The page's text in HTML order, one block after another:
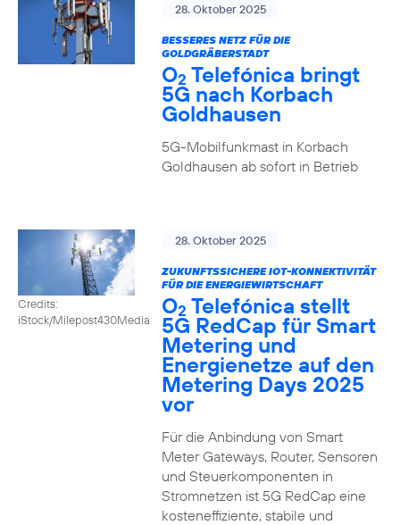
28. Oktober 2025
BESSERES NETZ FÜR DIE
GOLDGRÄBERSTADT
O2 Telefónica bringt
5G nach Korbach
Goldhausen
5G-Mobilfunkmast in Korbach
Goldhausen ab sofort in Betrieb
Credits:
iStock/Milepost430Media
28. Oktober 2025
ZUKUNFTSSICHERE IOT-KONNEKTIVITÄT
FÜR DIE ENERGIEWIRTSCHAFT
O2 Telefónica stellt
5G RedCap für Smart
Metering und
Energienetze auf den
Metering Days 2025
vor
Für die Anbindung von Smart
Meter Gateways, Router, Sensoren
und Steuerkomponenten in
Stromnetzen ist 5G RedCap eine
kosteneffiziente, stabile und